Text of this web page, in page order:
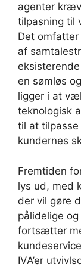
agenter
tilpasning til
Det
af
en sømløs
ligger i at
teknologisk
til at tilpasse
kundernes
Fremtiden
lys ud, med
der vil gøre
pålidelige
fortsætter
IVA’er